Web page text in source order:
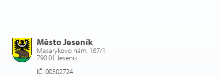
Město Jeseník
Masarykovo nám. 167/1
790 01 Jeseník
IČ: 00302724